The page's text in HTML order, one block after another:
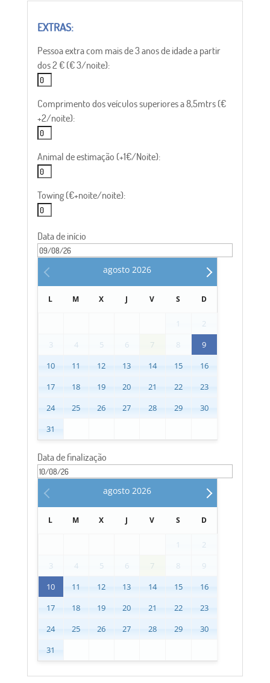
Pessoa extra com mais de 3 anos de idade a partir
dos 2 € (€ 3/noite):
Comprimento dos veículos superiores a 8,5mtrs (€
+2/noite):
Animal de estimação (+1€/Noite):
Towing (€+noite/noite):
Data de início
agosto 2026
L M X J V S D
1
2
3
4 5 6 7 8
9
10
11 12 13 14 15
16
17
18 19 20 21 22
23
24
25 26 27 28 29
30
31
Data de finalização
agosto 2026
L M X J V S D
1
2
3
4 5 6 7 8
9
10
11 12 13 14 15
16
17
18 19 20 21 22
23
24
25 26 27 28 29
30
31